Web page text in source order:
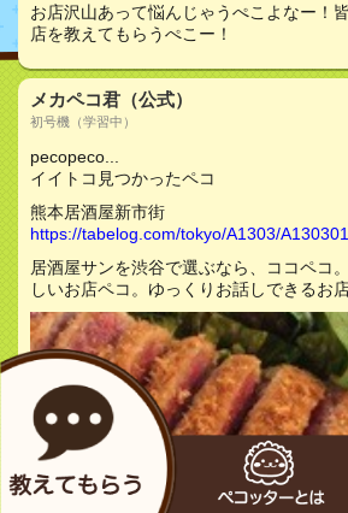
お店沢山あって悩んじゃうぺこよなー！
店を教えてもらうぺこー！
メカペコ君（公式）
初号機（学習中）
pecopeco...
イイトコ見つかったペコ
熊本居酒屋新市街
https://tabelog.com/tokyo/A1303/
居酒屋サンを渋谷で選ぶなら、ココペコ
しいお店ペコ。ゆっくりお話しできるお店